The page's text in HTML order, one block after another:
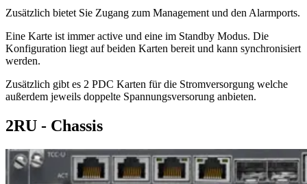
Zusätzlich bietet Sie Zugang zum Management und den Alarmports.
Eine Karte ist immer active und eine im Standby Modus. Die
Konfiguration liegt auf beiden Karten bereit und kann synchronisiert
werden.
Zusätzlich gibt es 2 PDC Karten für die Stromversorgung welche
außerdem jeweils doppelte Spannungsversorung anbieten.
2RU - Chassis